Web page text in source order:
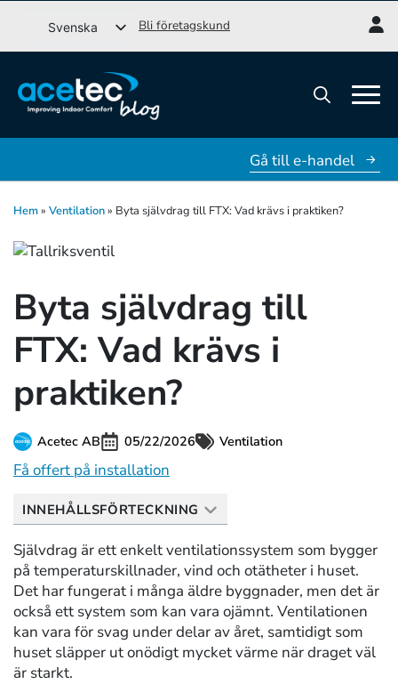
Svenska
English (UK)
Dansk
Norsk bokmål
Bli företagskund
for:
Gå till e-handel
Hem» Ventilation» Byta självdrag till FTX: Vad krävs i praktiken?
Byta självdrag till
FTX: Vad krävs i
praktiken?
Acetec AB 05/22/2026 Ventilation
Få offert på installation
INNEHÅLLSFÖRTECKNING
Självdrag är ett enkelt ventilationssystem som bygger
på temperaturskillnader, vind och otätheter i huset.
Det har fungerat i många äldre byggnader, men det är
också ett system som kan vara ojämnt. Ventilationen
kan vara för svag under delar av året, samtidigt som
huset släpper ut onödigt mycket värme när draget väl
är starkt.